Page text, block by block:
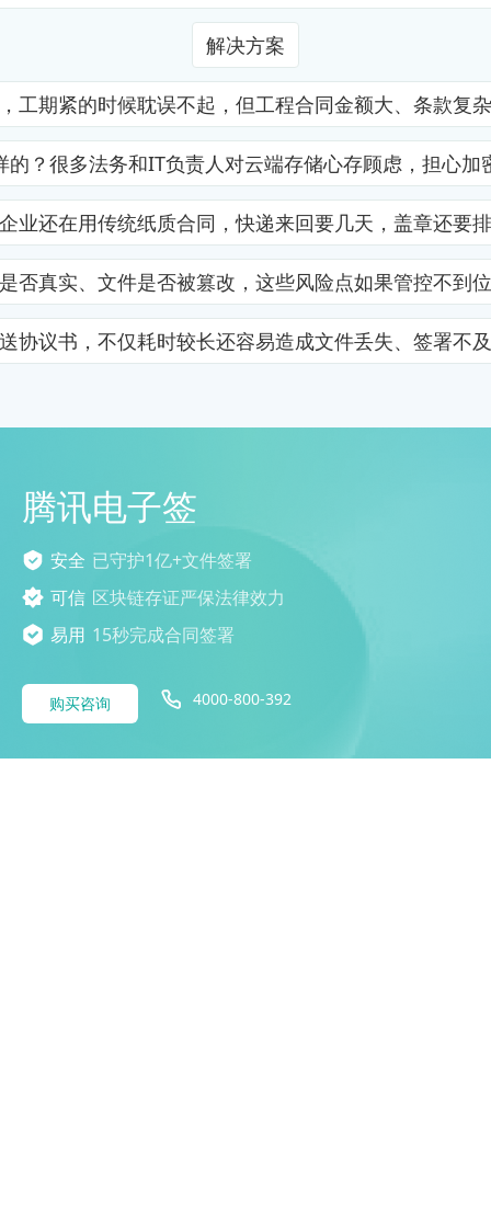
解决方案
期紧的时候耽误不起，但工程合同金额大、条款
很多法务和IT负责人对云端存储心存顾虑，担
还在用传统纸质合同，快递来回要几天，盖章还
真实、文件是否被篡改，这些风险点如果管控不
议书，不仅耗时较长还容易造成文件丢失、签署
腾讯电子签
安全 已守护1亿+文件签署
可信 区块链存证严保法律效力
易用 15秒完成合同签署
购买咨询 4000-800-392